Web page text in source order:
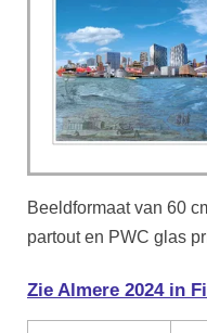
Beeldformaat van 60
partout en PWC glas
Zie Almere 2024 in